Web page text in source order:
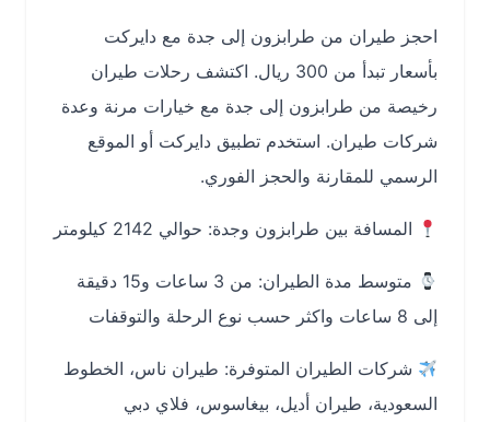
احجز طيران من طرابزون إلى جدة مع دايركت
بأسعار تبدأ من 300 ريال. اكتشف رحلات طيران
رخيصة من طرابزون إلى جدة مع خيارات مرنة وعدة
شركات طيران. استخدم تطبيق دايركت أو الموقع
الرسمي للمقارنة والحجز الفوري.
المسافة بين طرابزون وجدة: حوالي 2142 كيلومتر
متوسط مدة الطيران:
من 3 ساعات و15 دقيقة
شركات الطيران المتوفرة:طيران ناس، الخطوط
السعودية، طيران أديل، بيغاسوس، فلاي دبي